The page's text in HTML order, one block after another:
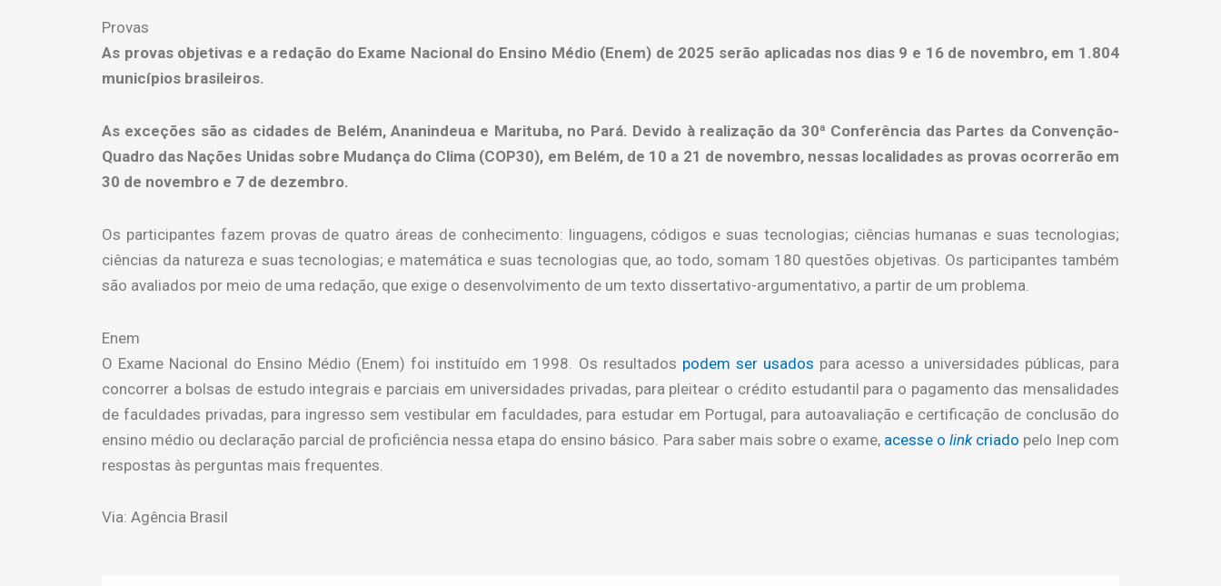
Provas
As provas objetivas e a redação do Exame Nacional do Ensino Médio (Enem) de 2025 serão aplicadas nos dias 9 e 16 de novembro, em 1.804
municípios brasileiros.
As exceções são as cidades de Belém, Ananindeua e Marituba, no Pará. Devido à realização da 30ª Conferência das Partes da Convenção-
Quadro das Nações Unidas sobre Mudança do Clima (COP30), em Belém, de 10 a 21 de novembro, nessas localidades as provas ocorrerão em
30 de novembro e 7 de dezembro.
Os participantes fazem provas de quatro áreas de conhecimento: linguagens, códigos e suas tecnologias; ciências humanas e suas tecnologias;
ciências da natureza e suas tecnologias; e matemática e suas tecnologias que, ao todo, somam 180 questões objetivas. Os participantes também
são avaliados por meio de uma redação, que exige o desenvolvimento de um texto dissertativo-argumentativo, a partir de um problema.
Enem
O Exame Nacional do Ensino Médio (Enem) foi instituído em 1998. Os resultados podem ser usados para acesso a universidades públicas, para
concorrer a bolsas de estudo integrais e parciais em universidades privadas, para pleitear o crédito estudantil para o pagamento das mensalidades
de faculdades privadas, para ingresso sem vestibular em faculdades, para estudar em Portugal, para autoavaliação e certificação de conclusão do
ensino médio ou declaração parcial de proficiência nessa etapa do ensino básico. Para saber mais sobre o exame, acesse o linkcriado pelo Inep com
respostas às perguntas mais frequentes.
Via: Agência Brasil